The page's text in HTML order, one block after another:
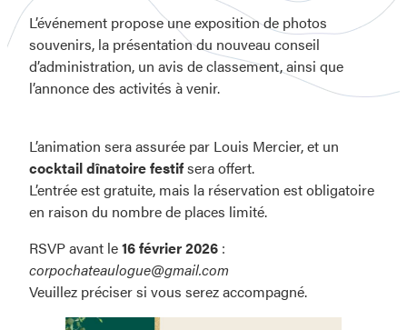
L’événement propose une exposition de photos
souvenirs, la présentation du nouveau conseil
d’administration, un avis de classement, ainsi que
l’annonce des activités à venir.
L’animation sera assurée par Louis Mercier, et un
cocktail dînatoire festifsera offert.
L’entrée est gratuite, mais la réservation est obligatoire
en raison du nombre de places limité.
RSVP avant le16 février 2026 :
corpochateaulogue@gmail.com
Veuillez préciser si vous serez accompagné.